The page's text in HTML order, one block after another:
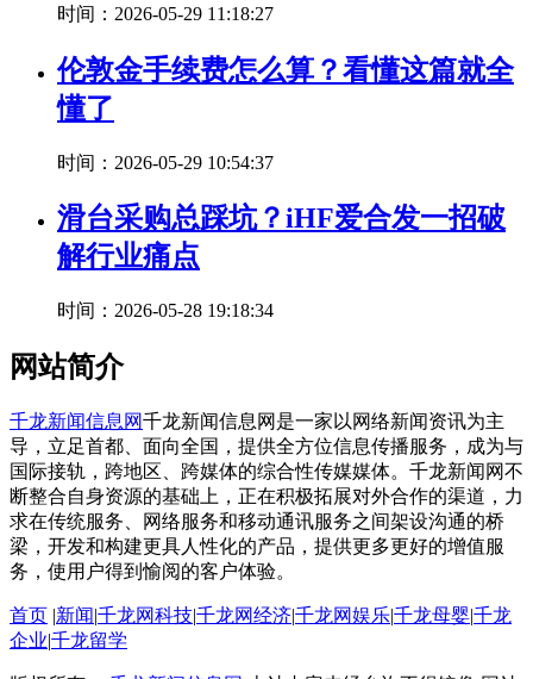
时间：2026-05-29 11:18:27
伦敦金手续费怎么算？看懂这篇就全
懂了
时间：2026-05-29 10:54:37
滑台采购总踩坑？iHF爱合发一招破
解行业痛点
时间：2026-05-28 19:18:34
网站简介
千龙新闻信息网千龙新闻信息网是一家以网络新闻资讯为主
导，立足首都、面向全国，提供全方位信息传播服务，成为与
国际接轨，跨地区、跨媒体的综合性传媒媒体。千龙新闻网不
断整合自身资源的基础上，正在积极拓展对外合作的渠道，力
求在传统服务、网络服务和移动通讯服务之间架设沟通的桥
梁，开发和构建更具人性化的产品，提供更多更好的增值服
务，使用户得到愉阅的客户体验。
首页 |新闻|千龙网科技|千龙网经济|千龙网娱乐|千龙母婴|千龙
企业|千龙留学